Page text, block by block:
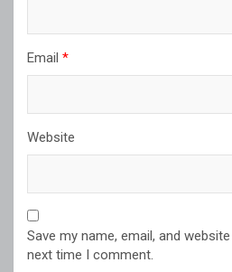
Email *
Website
Save my name, email, and
next time I comment.